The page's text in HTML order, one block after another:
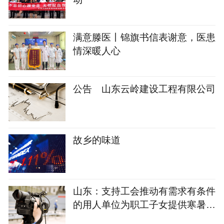
满意滕医丨锦旗书信表谢意，医患
情深暖人心
公告 山东云岭建设工程有限公司
故乡的味道
山东：支持工会推动有需求有条件
的用人单位为职工子女提供寒暑假